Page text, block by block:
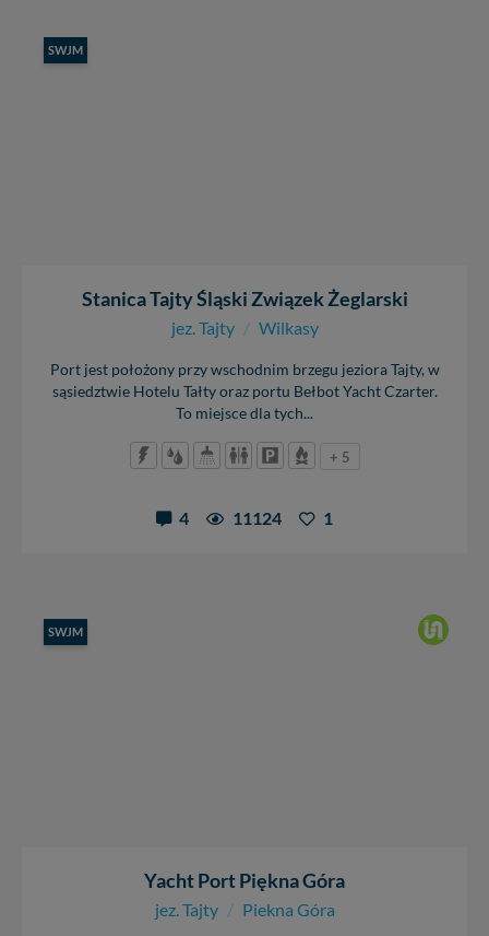
SWJM
Stanica Tajty Śląski Związek Żeglarski
jez. Tajty / Wilkasy
Port jest położony przy wschodnim brzegu jeziora Tajty, w
sąsiedztwie Hotelu Tałty oraz portu Bełbot Yacht Czarter.
To miejsce dla tych...
+ 5
4 11124 1
SWJM
Yacht Port Piękna Góra
jez. Tajty / Piekna Góra